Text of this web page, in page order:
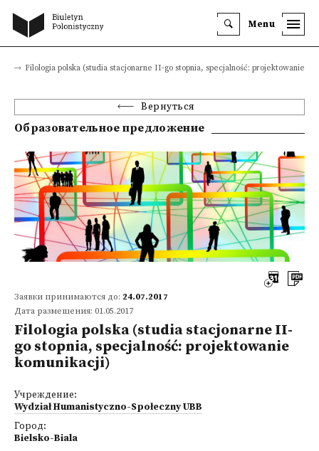
Menu
Filologia polska (studia stacjonarne II-go stopnia, specjalność: projektowanie
Вернуться
Образовательное предложение
Заявки принимаются до: 24.07.2017
Дата размещения: 01.05.2017
Filologia polska (studia stacjonarne II-
go stopnia, specjalność: projektowanie
komunikacji)
Учреждение:
Wydział Humanistyczno-Społeczny UBB
Город:
Bielsko-Biala